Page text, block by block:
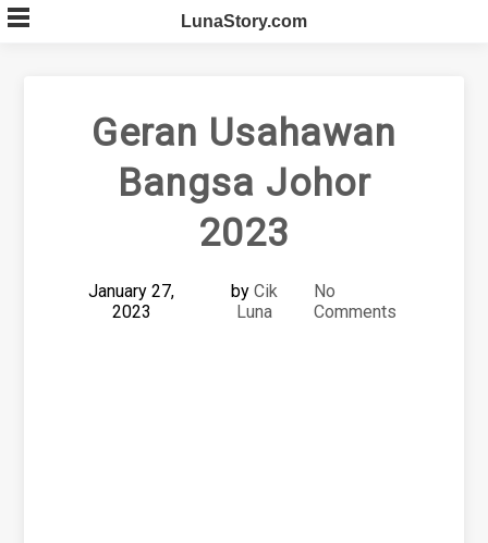
Skip
to
LunaStory.com
Geran Usahawan
Bangsa Johor
2023
January 27,
2023
by Cik
Luna
No
Comments